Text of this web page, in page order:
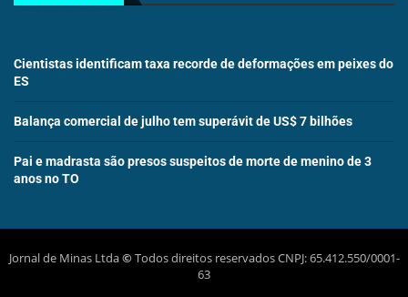
Cientistas identificam taxa recorde de deformações em peixes do
ES
Balança comercial de julho tem superávit de US$ 7 bilhões
Pai e madrasta são presos suspeitos de morte de menino de 3
anos no TO
Jornal de Minas Ltda©Todos direitos reservados CNPJ: 65.412.550/0001-
63